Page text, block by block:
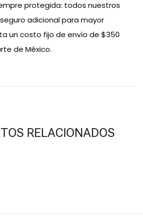
protegida: todos nuestros
adicional para mayor
un costo fijo de envío de $350
de México.
RELACIONADOS